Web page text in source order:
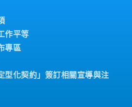
作平等
專區
型化契約」簽訂相關宣導與注